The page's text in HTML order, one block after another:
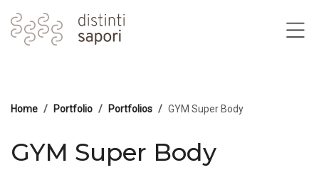
Home Portfolio Portfolios GYM Super Body
GYM Super Body